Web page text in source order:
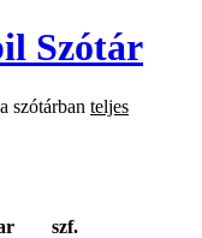
Szótár
szótárban teljes
szf.